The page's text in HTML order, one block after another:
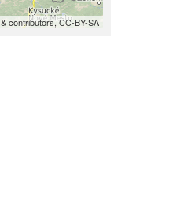
& contributors, CC-BY-SA